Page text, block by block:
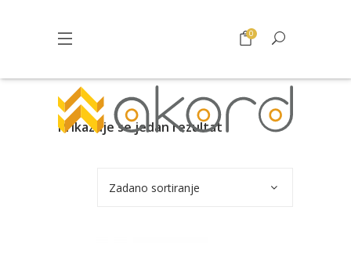
0
Prikazuje se jedan rezultat
Zadano sortiranje